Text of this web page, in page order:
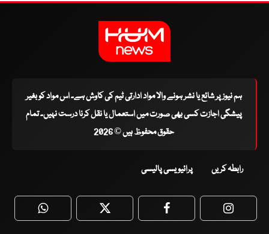
ہم نیوز پر شائع یا نشر ہونے والا مواد ادارتی ٹیم کی کاوش ہے۔ اس مواد کو بغیر
پیشگی اجازت کسی بھی صورت میں استعمال یا نقل کرنا درست نہیں۔ تمام
حقوق محفوظ ہیں © 2026
رابطہ کریں پرائیویسی پالیسی
WhatsApp Twitter Facebook